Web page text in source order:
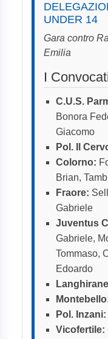
UNDER 14
Gara contro
Emilia
I
C.U.S.
Bonora
Giacomo
Pol. Il
Colorno:
Brian,
Fraore:
Gabriele
Juventus
Gabriele,
Tommaso,
Edoardo
Pol. Inzani:
Vicofertile: